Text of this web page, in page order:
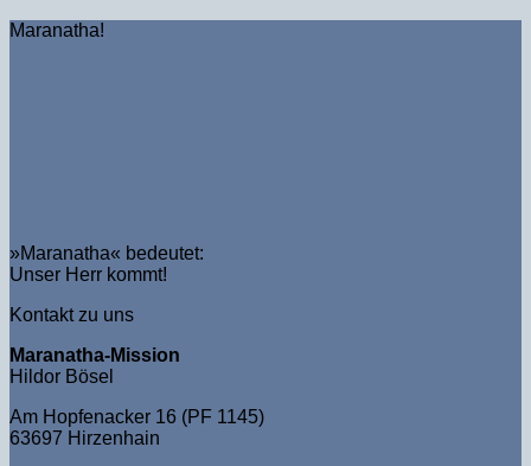
Maranatha!
»Maranatha« bedeutet:
Unser Herr kommt!
Kontakt zu uns
Maranatha-Mission
Hildor Bösel
Am Hopfenacker 16 (PF 1145)
63697 Hirzenhain